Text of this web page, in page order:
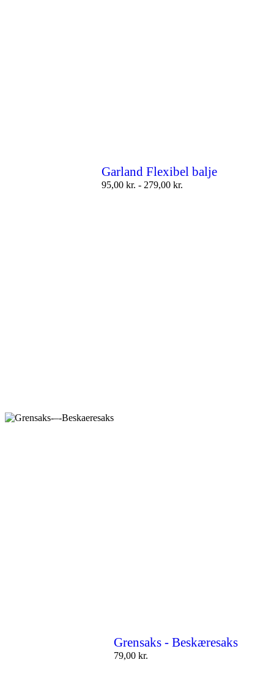
Garland Flexibel balje
95,00 kr. - 279,00 kr.
Grensaks - Beskæresaks
79,00 kr.